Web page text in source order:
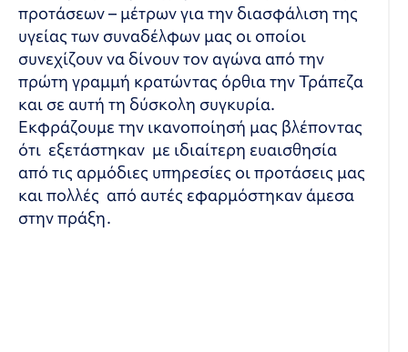
προτάσεων – μέτρων για την διασφάλιση της
υγείας των συναδέλφων μας οι οποίοι
συνεχίζουν να δίνουν τον αγώνα από την
πρώτη γραμμή κρατώντας όρθια την Τράπεζα
και σε αυτή τη δύσκολη συγκυρία.
Εκφράζουμε την ικανοποίησή μας βλέποντας
ότι εξετάστηκαν με ιδιαίτερη ευαισθησία
από τις αρμόδιες υπηρεσίες οι προτάσεις μας
και πολλές από αυτές εφαρμόστηκαν άμεσα
στην πράξη.